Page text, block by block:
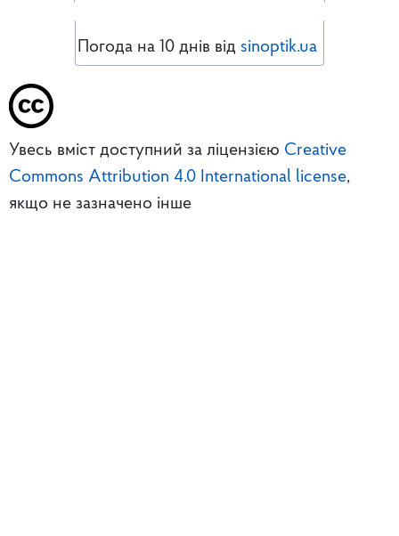
Погода на 10 днів від sinoptik.ua
Увесь вміст доступний за ліцензією Creative
Commons Attribution 4.0 International license,
якщо не зазначено інше